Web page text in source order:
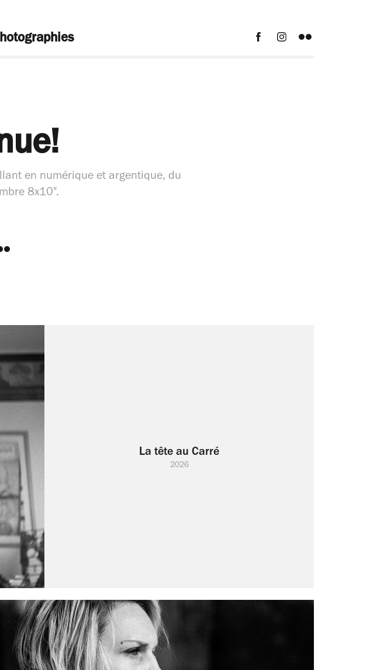
en numérique et argentique, du
8x10".
La tête au Carré
2026